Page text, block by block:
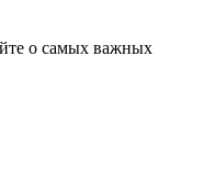
о самых важных